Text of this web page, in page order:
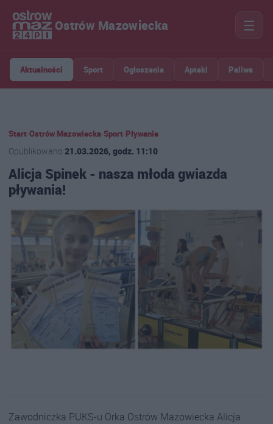
Ostrów Mazowiecka ☰
Aktualności Sport Ogłoszenia Apteki Paliwa
Start Ostrów Mazowiecka Sport Pływanie
Opublikowano 21.03.2026, godz. 11:10
Alicja Spinek - nasza młoda gwiazda
pływania!
Zawodniczka PUKS-u Orka Ostrów Mazowiecka Alicja